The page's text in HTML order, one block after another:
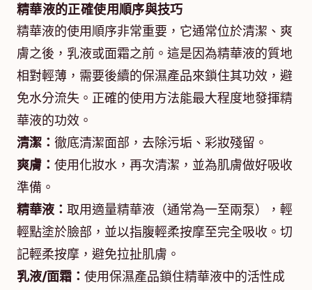
精華液的正確使用順序與技巧
精華液的使用順序非常重要，它通常位於清潔、爽
膚之後，乳液或面霜之前。這是因為精華液的質地
相對輕薄，需要後續的保濕產品來鎖住其功效，避
免水分流失。正確的使用方法能最大程度地發揮精
華液的功效。
清潔： 徹底清潔面部，去除污垢、彩妝殘留。
爽膚： 使用化妝水，再次清潔，並為肌膚做好吸收
準備。
精華液： 取用適量精華液（通常為一至兩泵），輕
輕點塗於臉部，並以指腹輕柔按摩至完全吸收。切
記輕柔按摩，避免拉扯肌膚。
乳液/面霜： 使用保濕產品鎖住精華液中的活性成